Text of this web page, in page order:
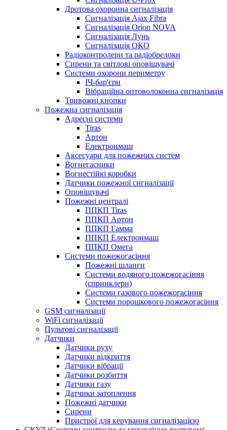
Дротова охоронна сигналізація
Сигналізація Ajax Fibra
Сигналізація Orion NOVA
Сигналізація Лунь
Сигналізація ОКО
Радіоконтролери та радіобрелоки
Сирени та світлові оповіщувачі
Системи охорони периметру
ІЧ-бар'єри
Вібраційна оптоволоконна сигналізація
Тривожні кнопки
Пожежна сигналізація
Адресні системи
Tiras
Артон
Електронмаш
Аксесуари для пожежних систем
Вогнегасники
Вогнестійкі коробки
Датчики пожежної сигналізації
Оповіщувачі
Пожежні централі
ППКП Tiras
ППКП Артон
ППКП Гамма
ППКП Електронмаш
ППКП Омега
Системи пожежогасіння
Пожежні шланги
Системи водяного пожежогасіння
(спринклери)
Системи газового пожежогасіння
Системи порошкового пожежогасіння
GSM сигналізації
WiFi сигналізації
Пультові сигналізації
Датчики
Датчики руху
Датчики відкриття
Датчики вібрації
Датчики розбиття
Датчики газу
Датчики затоплення
Пожежні датчики
Сирени
Пристрої для керування сигналізацією